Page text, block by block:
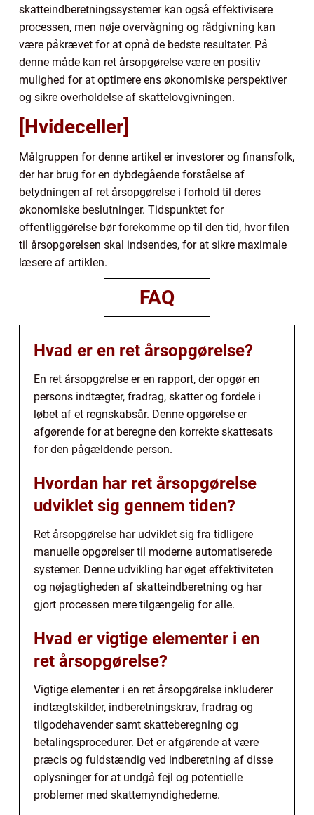
skatteindberetningssystemer kan også effektivisere
processen, men nøje overvågning og rådgivning kan
være påkrævet for at opnå de bedste resultater. På
denne måde kan ret årsopgørelse være en positiv
mulighed for at optimere ens økonomiske perspektiver
og sikre overholdelse af skattelovgivningen.
[Hvideceller]
Målgruppen for denne artikel er investorer og finansfolk,
der har brug for en dybdegående forståelse af
betydningen af ret årsopgørelse i forhold til deres
økonomiske beslutninger. Tidspunktet for
offentliggørelse bør forekomme op til den tid, hvor filen
til årsopgørelsen skal indsendes, for at sikre maximale
læsere af artiklen.
FAQ
Hvad er en ret årsopgørelse?
En ret årsopgørelse er en rapport, der opgør en
persons indtægter, fradrag, skatter og fordele i
løbet af et regnskabsår. Denne opgørelse er
afgørende for at beregne den korrekte skattesats
for den pågældende person.
Hvordan har ret årsopgørelse
udviklet sig gennem tiden?
Ret årsopgørelse har udviklet sig fra tidligere
manuelle opgørelser til moderne automatiserede
systemer. Denne udvikling har øget effektiviteten
og nøjagtigheden af skatteindberetning og har
gjort processen mere tilgængelig for alle.
Hvad er vigtige elementer i en
ret årsopgørelse?
Vigtige elementer i en ret årsopgørelse inkluderer
indtægtskilder, indberetningskrav, fradrag og
tilgodehavender samt skatteberegning og
betalingsprocedurer. Det er afgørende at være
præcis og fuldstændig ved indberetning af disse
oplysninger for at undgå fejl og potentielle
problemer med skattemyndighederne.